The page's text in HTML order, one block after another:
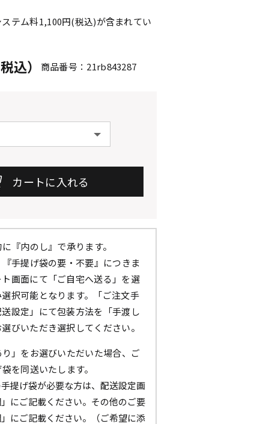
テム料1,100円(税込)が含まれてい
込） 商品番号：21rb843287
『内のし』で承ります。
手提げ袋の要・不要』につきま
ト画面にて「ご自宅へ送る」を選
択可能となります。「ご注文手
設定」にて包装方法を「手渡し
びいただき選択してください。
」をお選びいただいた場合、ご
を同送いたします。
提げ袋が必要な方は、配送設定画
にご記載ください。その他のご要
にご記載ください。（ご希望に添